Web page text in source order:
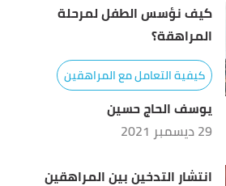
كيف نؤسس الطفل لمرحلة
المراهقة؟
كيفية التعامل مع المراهقين
يوسف الحاج حسين
29 ديسمبر 2021
انتشار التدخين بين المراهقين